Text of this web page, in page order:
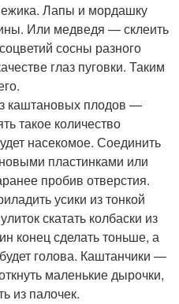
Лапы и мордашку
Или медведя — склеить
сосны разного
глаз пуговки. Таким
каштановых плодов —
такое количество
насекомое. Соединить
пластинками или
пробив отверстия.
усики из тонкой
скатать колбаски из
конец сделать тоньше, а
голова. Каштанчики —
маленькие дырочки,
из палочек.